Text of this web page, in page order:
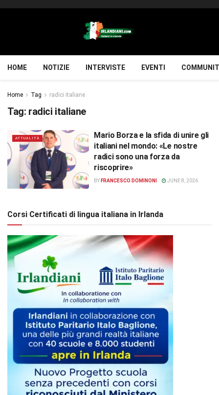
HOME NOTIZIE INTERVISTE EVENTI
Home Tag radici italiane
Tag: radici italiane
ATTUALITÀ
Mario Borza e la sfida di unire gli
italiani nel mondo: «Le nostre
radici sono una forza da
riscoprire»
BY FRANCESCO DOMINONI JUNE 8, 2026
Corsi Certificati di lingua italiana in Irlanda